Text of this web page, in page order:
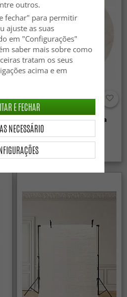
Tapetes redondos - Aranga
Super Soft Fur (bege)
34.99 €
outros.
fechar" para permitir
ajuste as suas
em "Configurações"
saber mais sobre como
tratam os seus
acima e em
NECESSÁRIO
E FECHAR